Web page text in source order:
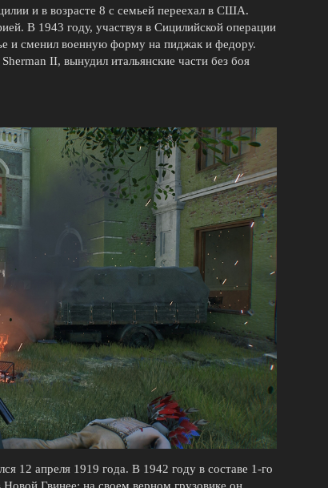
и в возрасте 8 с семьей переехал в США.
В 1943 году, участвуя в Сицилийской операции
и сменил военную форму на пиджак и федору.
II, вынудил итальянские части без боя
12 апреля 1919 года. В 1942 году в составе 1-го